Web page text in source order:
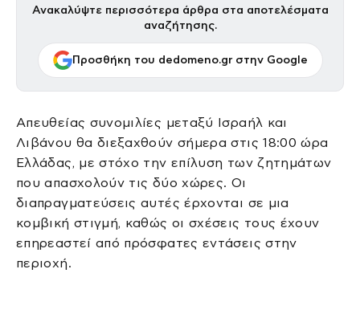
Ανακαλύψτε περισσότερα άρθρα στα αποτελέσματα
αναζήτησης.
Προσθήκη του dedomeno.gr στην Google
Απευθείας συνομιλίες μεταξύ Ισραήλ και
Λιβάνου θα διεξαχθούν σήμερα στις 18:00 ώρα
Ελλάδας, με στόχο την επίλυση των ζητημάτων
που απασχολούν τις δύο χώρες. Οι
διαπραγματεύσεις αυτές έρχονται σε μια
κομβική στιγμή, καθώς οι σχέσεις τους έχουν
επηρεαστεί από πρόσφατες εντάσεις στην
περιοχή.